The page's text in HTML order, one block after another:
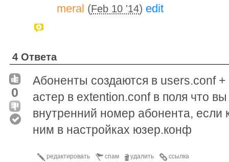
meral (Feb 10 '14) edit
4 Ответа
0
Абоненты создаются в users.conf +
астер в extention.conf в поля что
внутренний номер абонента, если
ним в настройках юзер.конф
ссылка
удалить
спам
редактировать